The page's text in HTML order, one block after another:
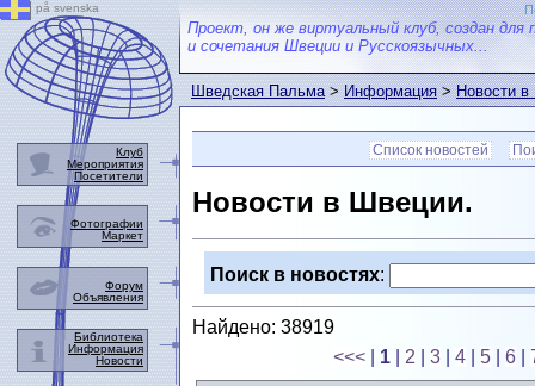
Проект, он же виртуальный клуб, создан для
и сочетания Швеции и Русскоязычных...
Шведская Пальма>Информация>Новости
Список новостей
Новости в Швеции.
Поиск в новостях:
Найдено: 38919
<<<
1 2 3 4 5 6
på svenska
Клуб
Мероприятия
Посетители
Фотографии
Маркет
Форум
Объявления
Библиотека
Информация
Новости